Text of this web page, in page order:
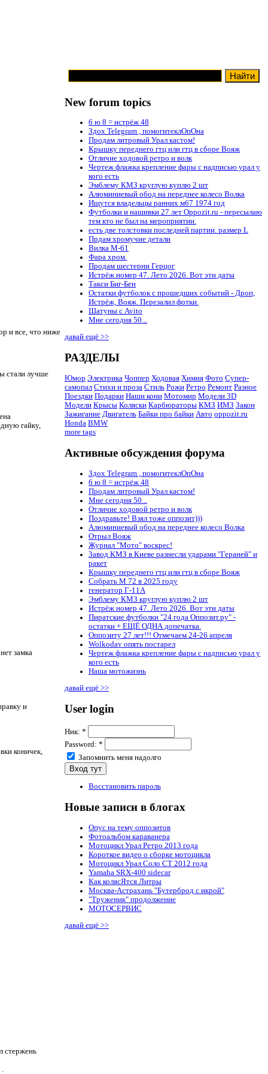
и все, что ниже
стали лучше
гайку,
замка
и
коничек,
стержень
.
New forum topics
6 ю 8 = истрёж 48
Здох Telegram , помогитеклОпОна
Продам литровый Урал кастом!
Крышку переднего гтц или гтц в сборе Вояж
Отличие ходовой ретро и волк
Чертеж флажка крепление фары с надписью урал у
кого есть
Эмблему КМЗ круглую куплю 2 шт
Алюминиевый обод на переднее колесо Волка
Ищутся владельцы ранних м67 1974 год
Футболки и нашивки 27 лет Oppozit.ru - пересылаю
тем кто не был на мероприятии.
есть две толстовки последней партии. размер L
Прдам хромучие детали
Вилка М-61
Фара хром.
Продам шестерни Герцог
Истрёж номер 47. Лето 2026. Вот эти даты
Такси Биг-Бен
Остатки футболок с прошедших событий - Дроп,
Истрёж, Вояж. Перезалил фотки.
Шатуны с Avito
Мне сегодня 50...
давай ещё >>
РАЗДЕЛЫ
Юмор Электрика Чоппер Ходовая Химия Фото Супер-
самопал Стихи и проза Стиль Рожи Ретро Ремонт Разное
Поездки Подарки Наши кони Мотомир Модели 3D
Модели Крысы Коляски Карбюраторы КМЗ ИМЗ Закон
Зажигание Двигатель Байки про байки Авто oppozit.ru
Honda BMW
more tags
Активные обсуждения форума
Здох Telegram , помогитеклОпОна
6 ю 8 = истрёж 48
Продам литровый Урал кастом!
Мне сегодня 50...
Отличие ходовой ретро и волк
Поздравьте! Взял тоже оппозит)))
Алюминиевый обод на переднее колесо Волка
Отрыл Вояж
Журнал "Мото" воскрес!
Завод КМЗ в Киеве разнесли ударами "Гераней" и
ракет
Крышку переднего гтц или гтц в сборе Вояж
Собрать М 72 в 2025 году
генератор Г-11А
Эмблему КМЗ круглую куплю 2 шт
Истрёж номер 47. Лето 2026. Вот эти даты
Пиратские футболки "24 года Оппозит.ру" -
остатки + ЕЩЁ ОДНА допечатка.
Оппозиту 27 лет!!! Отмечаем 24-26 апреля
Wolkodav опять постарел
Чертеж флажка крепление фары с надписью урал у
кого есть
Наша мотожизнь
давай ещё >>
User login
Ник: *
Password: *
Запомнить меня надолго
Восстановить пароль
Новые записи в блогах
Опус на тему оппозитов
Фотоальбом караванера
Мотоцикл Урал Ретро 2013 года
Короткое видео о сборке мотоцикла
Мотоцикл Урал Соло СТ 2012 года
Yamaha SRX-400 sidecar
Как колясЯтся Литры
Москва-Астрахань "Бутерброд с икрой"
"Труженик" продолжение
МОТОСЕРВИС
давай ещё >>